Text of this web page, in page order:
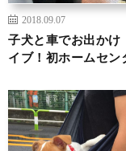
2018.09.07
子犬と車でお出かけ
イブ！初ホームセン